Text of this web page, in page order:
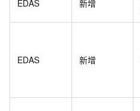
EDAS 新增
EDAS 新增